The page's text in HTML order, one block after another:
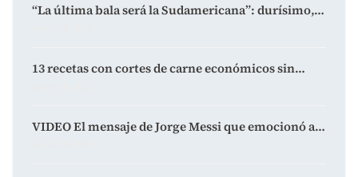
“La última bala será la Sudamericana”: durísimo,…
13 recetas con cortes de carne económicos sin…
VIDEO El mensaje de Jorge Messi que emocionó a…